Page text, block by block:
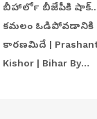
బీహార్‍లో బీజేపీకి షాక్..
కమలం ఓడిపోవడానికి
కారణమిదే |
Kishor | Bihar By